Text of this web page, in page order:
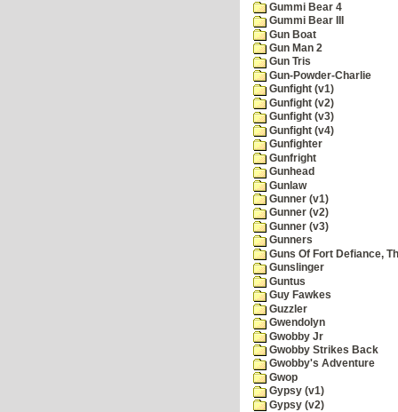
Gummi Bear 4
Gummi Bear III
Gun Boat
Gun Man 2
Gun Tris
Gun-Powder-Charlie
Gunfight (v1)
Gunfight (v2)
Gunfight (v3)
Gunfight (v4)
Gunfighter
Gunfright
Gunhead
Gunlaw
Gunner (v1)
Gunner (v2)
Gunner (v3)
Gunners
Guns Of Fort Defiance,
Gunslinger
Guntus
Guy Fawkes
Guzzler
Gwendolyn
Gwobby Jr
Gwobby Strikes Back
Gwobby's Adventure
Gwop
Gypsy (v1)
Gypsy (v2)